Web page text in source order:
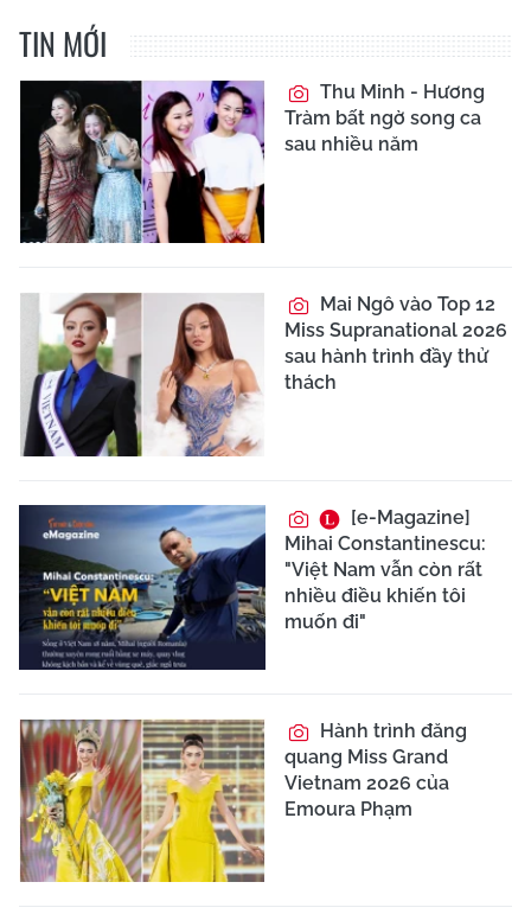
TIN MỚI
Thu Minh - Hương
Tràm bất ngờ song ca
sau nhiều năm
Mai Ngô vào Top 12
Miss Supranational 2026
sau hành trình đầy thử
thách
[e-Magazine]
Mihai Constantinescu:
"Việt Nam vẫn còn rất
nhiều điều khiến tôi
muốn đi"
Hành trình đăng
quang Miss Grand
Vietnam 2026 của
Emoura Phạm